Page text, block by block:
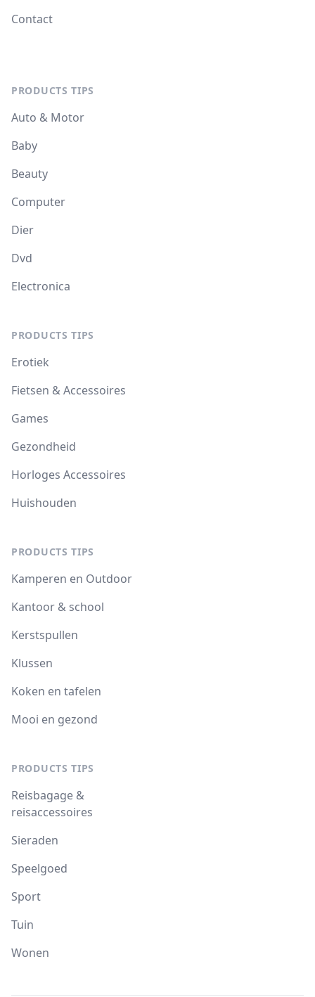
Contact
PRODUCTS TIPS
Auto & Motor
Baby
Beauty
Computer
Dier
Dvd
Electronica
PRODUCTS TIPS
Erotiek
Fietsen & Accessoires
Games
Gezondheid
Horloges Accessoires
Huishouden
PRODUCTS TIPS
Kamperen en Outdoor
Kantoor & school
Kerstspullen
Klussen
Koken en tafelen
Mooi en gezond
PRODUCTS TIPS
Reisbagage &
reisaccessoires
Sieraden
Speelgoed
Sport
Tuin
Wonen